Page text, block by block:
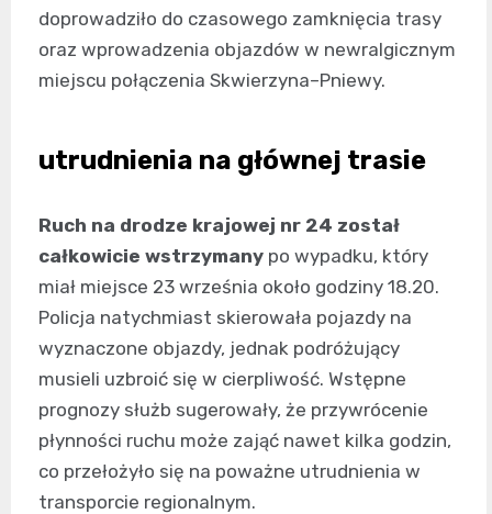
doprowadziło do czasowego zamknięcia trasy
oraz wprowadzenia objazdów w newralgicznym
miejscu połączenia Skwierzyna–Pniewy.
utrudnienia na głównej trasie
Ruch na drodze krajowej nr 24 został
całkowicie wstrzymany po wypadku, który
miał miejsce 23 września około godziny 18.20.
Policja natychmiast skierowała pojazdy na
wyznaczone objazdy, jednak podróżujący
musieli uzbroić się w cierpliwość. Wstępne
prognozy służb sugerowały, że przywrócenie
płynności ruchu może zająć nawet kilka godzin,
co przełożyło się na poważne utrudnienia w
transporcie regionalnym.